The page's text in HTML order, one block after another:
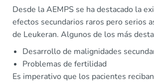
Desde la AEMPS se ha destacado la
efectos secundarios raros pero serios
de Leukeran. Algunos de los más
Desarrollo de malignidades
Problemas de fertilidad
Es imperativo que los pacientes